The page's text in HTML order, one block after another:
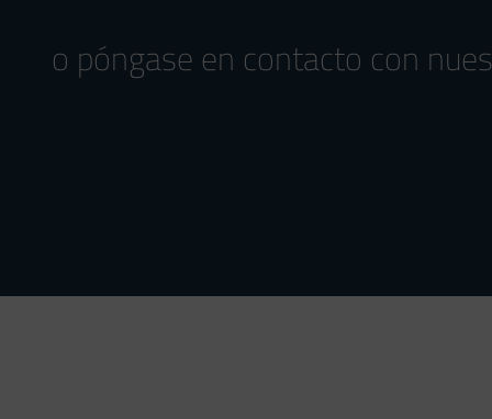
o póngase en contacto con